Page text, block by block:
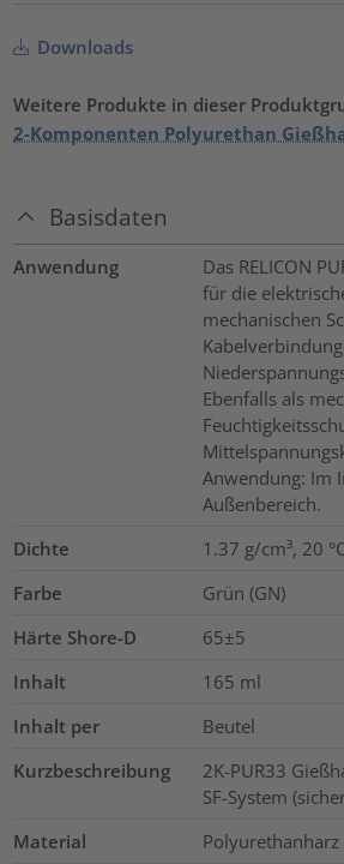
Downloads
Weitere Produkte in dieser
2-Komponenten Polyurethan
Basisdaten
Anwendung
Das RELICON
für die
mechanischen
Ebenfalls als
Anwendung: Im
Außenbereich.
Dichte
1.37 g/cm³, 20
Farbe
Grün (GN)
Härte Shore-D
65±5
Inhalt
165 ml
Inhalt per
Beutel
Kurzbeschreibung
2K-PUR33
SF-System
Material
Polyurethanharz